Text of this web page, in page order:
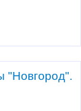
"Новгород".